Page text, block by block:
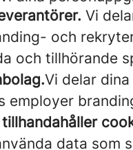
Vi
och
och tillhörande
Vi delar
employer
data som